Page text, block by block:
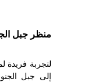
منظر جبل
لتجربة فريدة
إلى جبل